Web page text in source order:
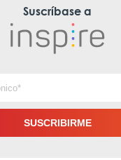
Suscríbase a